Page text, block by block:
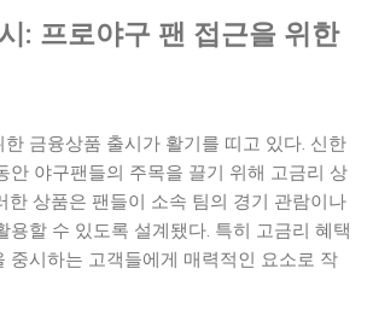
: 프로야구 팬 접근을 위한
금융상품 출시가 활기를 띠고 있다. 신한
안 야구팬들의 주목을 끌기 위해 고금리 상
한 상품은 팬들이 소속 팀의 경기 관람이나
용할 수 있도록 설계됐다. 특히 고금리 혜택
중시하는 고객들에게 매력적인 요소로 작